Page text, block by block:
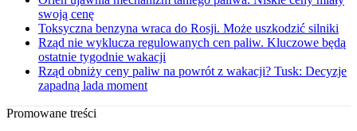
swoją cenę
Toksyczna benzyna wraca do Rosji. Może uszkodzić silniki
Rząd nie wyklucza regulowanych cen paliw. Kluczowe będą
ostatnie tygodnie wakacji
Rząd obniży ceny paliw na powrót z wakacji? Tusk: Decyzje
zapadną lada moment
Promowane treści